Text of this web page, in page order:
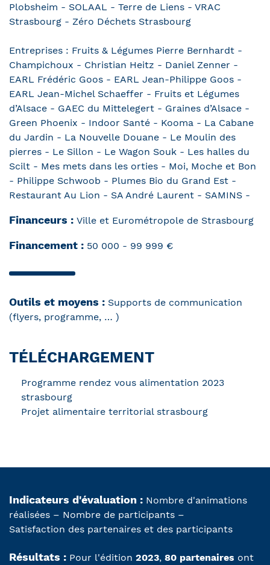
Plobsheim - SOLAAL - Terre de Liens - VRAC
Strasbourg - Zéro Déchets Strasbourg
Entreprises : Fruits & Légumes Pierre Bernhardt -
Champichoux - Christian Heitz - Daniel Zenner -
EARL Frédéric Goos - EARL Jean-Philippe Goos -
EARL Jean-Michel Schaeffer - Fruits et Légumes
d’Alsace - GAEC du Mittelegert - Graines d’Alsace -
Green Phoenix - Indoor Santé - Kooma - La Cabane
du Jardin - La Nouvelle Douane - Le Moulin des
pierres - Le Sillon - Le Wagon Souk - Les halles du
Scilt - Mes mets dans les orties - Moi, Moche et Bon
- Philippe Schwoob - Plumes Bio du Grand Est -
Restaurant Au Lion - SA André Laurent - SAMINS -
Financeurs : Ville et Eurométropole de Strasbourg
Financement : 50 000 - 99 999 €
Outils et moyens : Supports de communication
(flyers, programme, … )
TÉLÉCHARGEMENT
Programme rendez vous alimentation 2023
strasbourg
Projet alimentaire territorial strasbourg
Indicateurs d'évaluation : Nombre d'animations
réalisées – Nombre de participants –
Satisfaction des partenaires et des participants
Résultats : Pour l'édition 2023, 80 partenaires ont